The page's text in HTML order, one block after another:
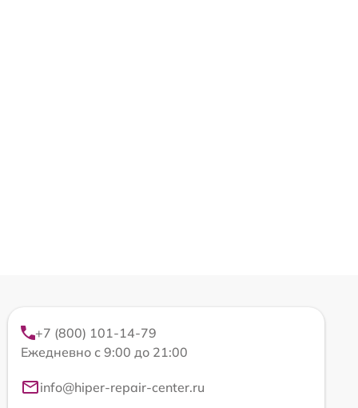
+7 (800) 101-14-79
Ежедневно с 9:00 до 21:00
info@hiper-repair-center.ru